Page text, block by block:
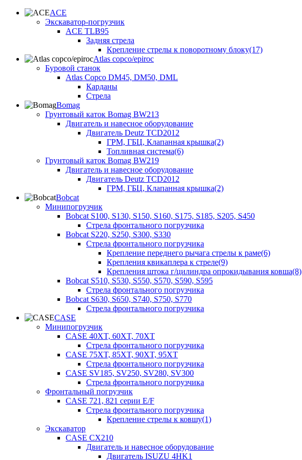
ACE
Экскаватор-погрузчик
ACE TLB95
Задняя стрела
Крепление стрелы к поворотному блоку(17)
Atlas copco/epiroc
Буровой станок
Atlas Copco DM45, DM50, DML
Карданы
Стрела
Bomag
Грунтовый каток Bomag BW213
Двигатель и навесное оборудование
Двигатель Deutz TCD2012
ГРМ, ГБЦ, Клапанная крышка(2)
Топливная система(6)
Грунтовый каток Bomag BW219
Двигатель и навесное оборудование
Двигатель Deutz TCD2012
ГРМ, ГБЦ, Клапанная крышка(2)
Bobcat
Минипогрузчик
Bobcat S100, S130, S150, S160, S175, S185, S205, S450
Стрела фронтального погрузчика
Bobcat S220, S250, S300, S330
Стрела фронтального погрузчика
Крепление переднего рычага стрелы к раме(6)
Крепления квикаплера к стреле(9)
Крепления штока г/цилиндра опрокидывания ковша(8)
Bobcat S510, S530, S550, S570, S590, S595
Стрела фронтального погрузчика
Bobcat S630, S650, S740, S750, S770
Стрела фронтального погрузчика
CASE
Минипогрузчик
CASE 40XT, 60XT, 70XT
Стрела фронтального погрузчика
CASE 75XT, 85XT, 90XT, 95XT
Стрела фронтального погрузчика
CASE SV185, SV250, SV280, SV300
Стрела фронтального погрузчика
Фронтальный погрузчик
CASE 721, 821 серии E/F
Стрела фронтального погрузчика
Крепление стрелы к ковшу(1)
Экскаватор
CASE CX210
Двигатель и навесное оборудование
Двигатель ISUZU 4HK1